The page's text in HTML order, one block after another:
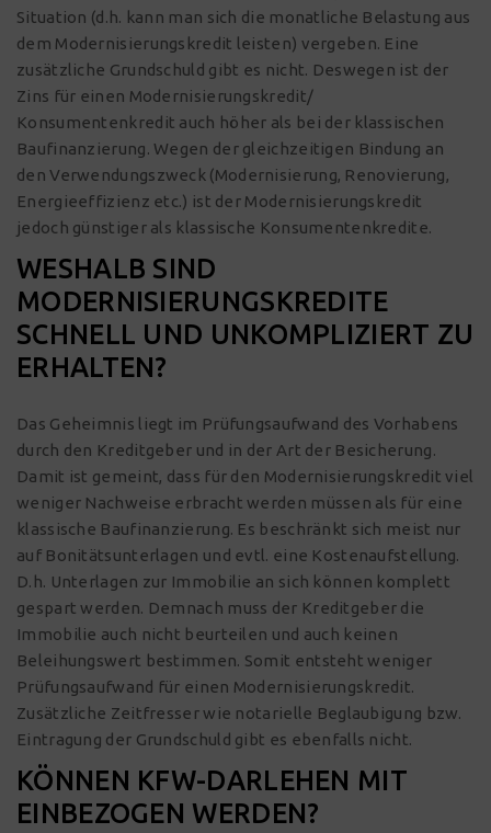
Situation (d.h. kann man sich die monatliche Belastung aus
dem Modernisierungskredit leisten) vergeben. Eine
zusätzliche Grundschuld gibt es nicht. Deswegen ist der
Zins für einen Modernisierungskredit/
Konsumentenkredit auch höher als bei der klassischen
Baufinanzierung. Wegen der gleichzeitigen Bindung an
den Verwendungszweck (Modernisierung, Renovierung,
Energieeffizienz etc.) ist der Modernisierungskredit
jedoch günstiger als klassische Konsumentenkredite.
WESHALB SIND
MODERNISIERUNGSKREDITE
SCHNELL UND UNKOMPLIZIERT ZU
ERHALTEN?
Das Geheimnis liegt im Prüfungsaufwand des Vorhabens
durch den Kreditgeber und in der Art der Besicherung.
Damit ist gemeint, dass für den Modernisierungskredit viel
weniger Nachweise erbracht werden müssen als für eine
klassische Baufinanzierung. Es beschränkt sich meist nur
auf Bonitätsunterlagen und evtl. eine Kostenaufstellung.
D.h. Unterlagen zur Immobilie an sich können komplett
gespart werden. Demnach muss der Kreditgeber die
Immobilie auch nicht beurteilen und auch keinen
Beleihungswert bestimmen. Somit entsteht weniger
Prüfungsaufwand für einen Modernisierungskredit.
Zusätzliche Zeitfresser wie notarielle Beglaubigung bzw.
Eintragung der Grundschuld gibt es ebenfalls nicht.
KÖNNEN KFW-DARLEHEN MIT
EINBEZOGEN WERDEN?